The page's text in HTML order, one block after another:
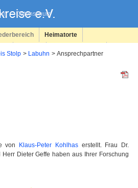
Datenschutz
Heimatorte
Stolp Labuhn Ansprechpartner
von Klaus-Peter Kohlhaserstellt. Frau Dr.
Dieter Geffe haben aus Ihrer Forschung